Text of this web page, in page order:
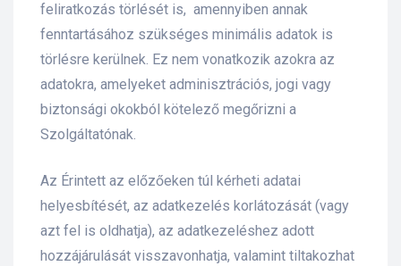
feliratkozás törlését is, amennyiben annak
fenntartásához szükséges minimális adatok is
törlésre kerülnek. Ez nem vonatkozik azokra az
adatokra, amelyeket adminisztrációs, jogi vagy
biztonsági okokból kötelező megőrizni a
Szolgáltatónak.
Az Érintett az előzőeken túl kérheti adatai
helyesbítését, az adatkezelés korlátozását (vagy
azt fel is oldhatja), az adatkezeléshez adott
hozzájárulását visszavonhatja, valamint tiltakozhat